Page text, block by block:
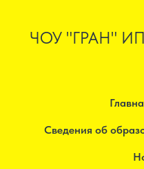
ЧОУ "ГРАН"
Сведения об